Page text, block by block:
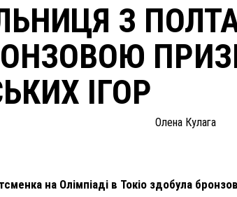
З
ІГОР
Олена Кулага
на Олімпіаді в Токіо здобула